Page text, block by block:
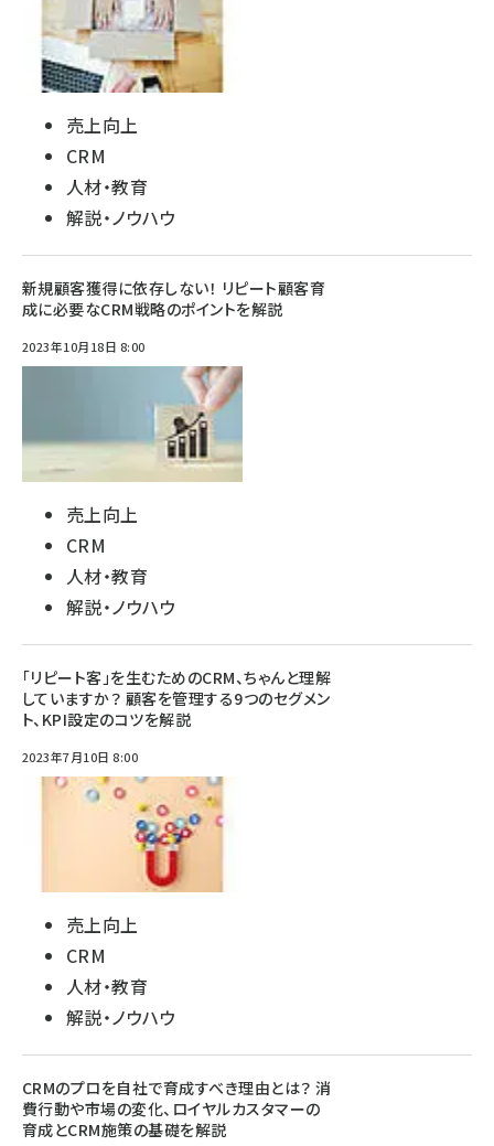
売上向上
CRM
人材・教育
解説・ノウハウ
新規顧客獲得に依存しない！ リピート顧客育
成に必要なCRM戦略のポイントを解説
2023年10月18日 8:00
売上向上
CRM
人材・教育
解説・ノウハウ
「リピート客」を生むためのCRM、ちゃんと理解
していますか？ 顧客を管理する9つのセグメン
ト、KPI設定のコツを解説
2023年7月10日 8:00
売上向上
CRM
人材・教育
解説・ノウハウ
CRMのプロを自社で育成すべき理由とは？ 消
費行動や市場の変化、ロイヤルカスタマーの
育成とCRM施策の基礎を解説